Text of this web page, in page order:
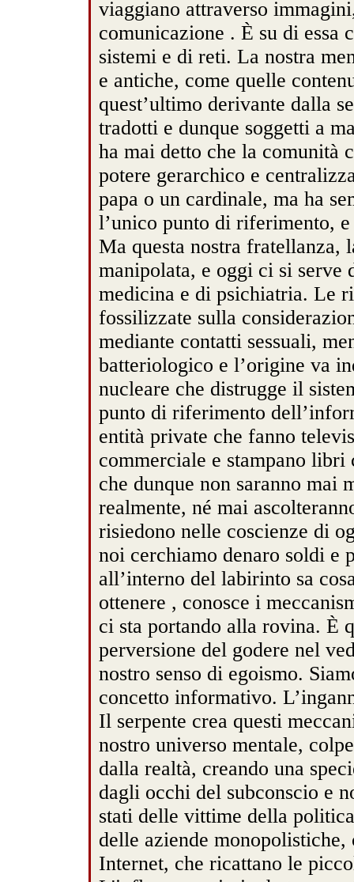
viaggiano attraverso
comunicazione . È su di essa
sistemi e di reti. La nostra
e antiche, come quelle
quest’ultimo derivante dalla
tradotti e dunque soggetti a
ha mai detto che la comunità
potere gerarchico e
papa o un cardinale, ma ha
l’unico punto di riferimento,
Ma questa nostra fratellanza,
manipolata, e oggi ci si
medicina e di psichiatria. Le
fossilizzate sulla
mediante contatti sessuali,
batteriologico e l’origine va
nucleare che distrugge il
punto di riferimento
entità private che fanno
commerciale e stampano
che dunque non saranno mai
realmente, né mai
risiedono nelle coscienze di
noi cerchiamo denaro soldi e
all’interno del labirinto sa
ottenere , conosce i
ci sta portando alla rovina. È
perversione del godere nel
nostro senso di egoismo.
concetto informativo.
Il serpente crea questi
nostro universo mentale,
dalla realtà, creando una
dagli occhi del subconscio e
stati delle vittime della
delle aziende
Internet, che ricattano le